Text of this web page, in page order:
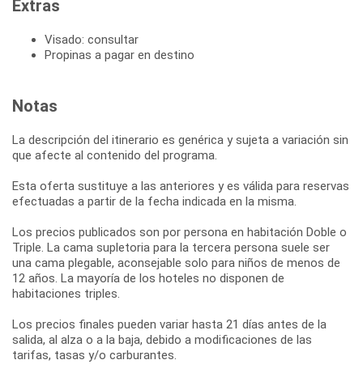
Extras
Visado: consultar
Propinas a pagar en destino
Notas
La descripción del itinerario es genérica y sujeta a variación sin
que afecte al contenido del programa.
Esta oferta sustituye a las anteriores y es válida para reservas
efectuadas a partir de la fecha indicada en la misma.
Los precios publicados son por persona en habitación Doble o
Triple. La cama supletoria para la tercera persona suele ser
una cama plegable, aconsejable solo para niños de menos de
12 años. La mayoría de los hoteles no disponen de
habitaciones triples.
Los precios finales pueden variar hasta 21 días antes de la
salida, al alza o a la baja, debido a modificaciones de las
tarifas, tasas y/o carburantes.